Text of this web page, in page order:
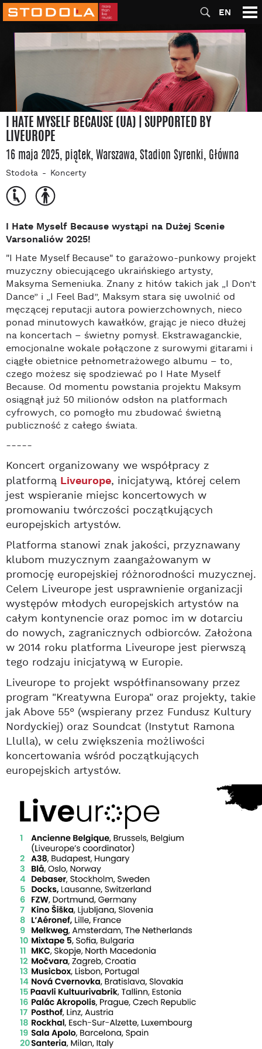
EN
I HATE MYSELF BECAUSE (UA) | SUPPORTED BY
LIVEUROPE
16 maja 2025, piątek, Warszawa, Stadion Syrenki, Główna
Stodoła Koncerty
I Hate Myself Because wystąpi na Dużej Scenie
Varsonaliów 2025!
"I Hate Myself Because" to garażowo-punkowy projekt
muzyczny obiecującego ukraińskiego artysty,
Maksyma Semeniuka. Znany z hitów takich jak „I Don’t
Dance” i „I Feel Bad”, Maksym stara się uwolnić od
męczącej reputacji autora powierzchownych, nieco
ponad minutowych kawałków, grając je nieco dłużej
na koncertach – świetny pomysł. Ekstrawaganckie,
emocjonalne wokale połączone z surowymi gitarami i
ciągłe obietnice pełnometrażowego albumu – to,
czego możesz się spodziewać po I Hate Myself
Because. Od momentu powstania projektu Maksym
osiągnął już 50 milionów odsłon na platformach
cyfrowych, co pomogło mu zbudować świetną
publiczność z całego świata.
-----
Koncert organizowany we współpracy z
platformą Liveurope, inicjatywą, której celem
jest wspieranie miejsc koncertowych w
promowaniu twórczości początkujących
europejskich artystów.
Platforma stanowi znak jakości, przyznawany
klubom muzycznym zaangażowanym w
promocję europejskiej różnorodności muzycznej.
Celem Liveurope jest usprawnienie organizacji
występów młodych europejskich artystów na
całym kontynencie oraz pomoc im w dotarciu
do nowych, zagranicznych odbiorców. Założona
w 2014 roku platforma Liveurope jest pierwszą
tego rodzaju inicjatywą w Europie.
Liveurope to projekt współfinansowany przez
program "Kreatywna Europa" oraz projekty, takie
jak Above 55° (wspierany przez Fundusz Kultury
Nordyckiej) oraz Soundcat (Instytut Ramona
Llulla), w celu zwiększenia możliwości
koncertowania wśród początkujących
europejskich artystów.